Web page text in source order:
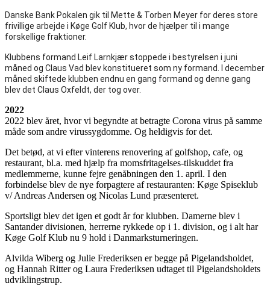
Danske Bank Pokalen gik til Mette & Torben Meyer for deres store
frivillige arbejde i Køge Golf Klub, hvor de hjælper til i mange
forskellige fraktioner.
Klubbens formand Leif Larnkjær stoppede i bestyrelsen i juni
måned og Claus Vad blev konstitueret som ny formand. I december
måned skiftede klubben endnu en gang formand og denne gang
blev det Claus Oxfeldt, der tog over.
2022
2022 blev året, hvor vi begyndte at betragte Corona virus på samme
måde som andre virussygdomme. Og heldigvis for det.
Det betød, at vi efter vinterens renovering af golfshop, cafe, og
restaurant, bl.a. med hjælp fra momsfritagelses-tilskuddet fra
medlemmerne, kunne fejre genåbningen den 1. april. I den
forbindelse blev de nye forpagtere af restauranten: Køge Spiseklub
v/ Andreas Andersen og Nicolas Lund præsenteret.
Sportsligt blev det igen et godt år for klubben. Damerne blev i
Santander divisionen, herrerne rykkede op i 1. division, og i alt har
Køge Golf Klub nu 9 hold i Danmarksturneringen.
Alvilda Wiberg og Julie Frederiksen er begge på Pigelandsholdet,
og Hannah Ritter og Laura Frederiksen udtaget til Pigelandsholdets
udviklingstrup.